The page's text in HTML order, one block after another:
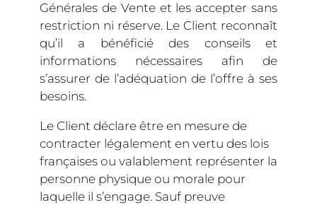
Générales de Vente et les accepter sans
restriction ni réserve. Le Client reconnaît
qu’il a bénéficié des conseils et
informations nécessaires afin de
s’assurer de l’adéquation de l’offre à ses
besoins.
Le Client déclare être en mesure de
contracter légalement en vertu des lois
françaises ou valablement représenter la
personne physique ou morale pour
laquelle il s’engage. Sauf preuve